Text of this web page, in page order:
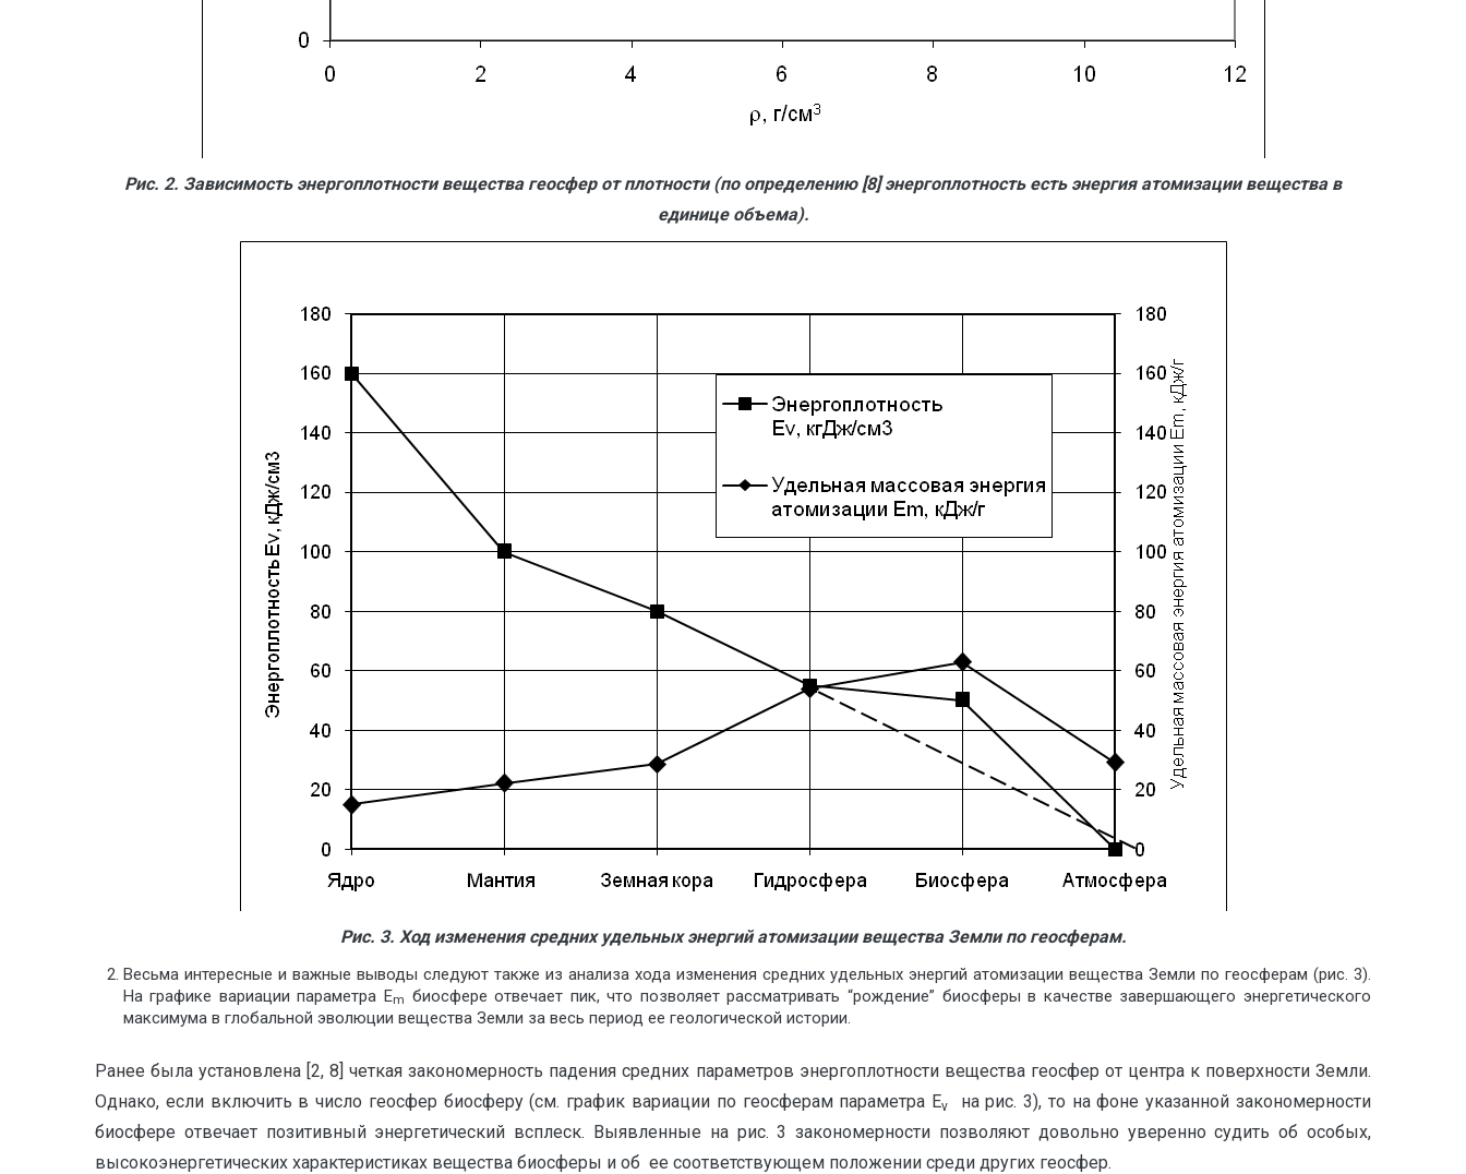
Рис. 2. Зависимость энергоплотности вещества геосфер от плотности (по определению [8] энергоплотность есть энергия атомизации вещества в
единице объема).
Рис. 3. Ход изменения средних удельных энергий атомизации вещества Земли по геосферам.
Весьма интересные и важные выводы следуют также из анализа хода изменения средних удельных энергий атомизации вещества Земли по геосферам (рис. 3).
На графике вариации параметра Еm
биосфере отвечает пик, что позволяет рассматривать “рождение” биосферы в качестве завершающего энергетического
максимума в глобальной эволюции вещества Земли за весь период ее геологической истории.
Ранее была установлена [2, 8] четкая закономерность падения средних параметров энергоплотности вещества геосфер от центра к поверхности Земли.
Однако, если включить в число геосфер биосферу (см. график вариации по геосферам параметра Еv
на рис. 3), то на фоне указанной закономерности
биосфере отвечает позитивный энергетический всплеск. Выявленные на рис. 3 закономерности позволяют довольно уверенно судить об особых,
высокоэнергетических характеристиках вещества биосферы и об ее соответствующем положении среди других геосфер.